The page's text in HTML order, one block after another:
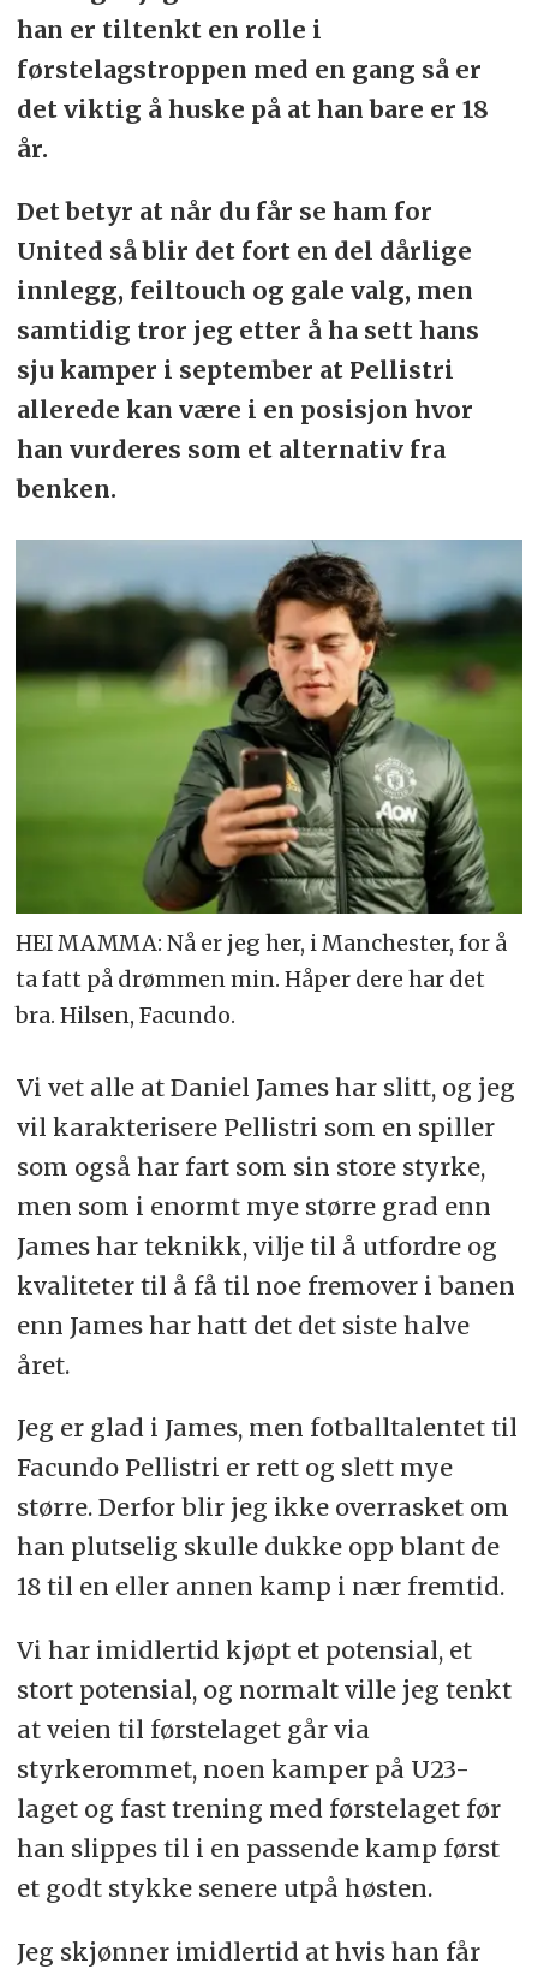
han er tiltenkt en rolle i
førstelagstroppen med en gang så er
det viktig å huske på at han bare er 18
år.
Det betyr at når du får se ham for
United så blir det fort en del dårlige
innlegg, feiltouch og gale valg, men
samtidig tror jeg etter å ha sett hans
sju kamper i september at Pellistri
allerede kan være i en posisjon hvor
han vurderes som et alternativ fra
benken.
HEI MAMMA: Nå er jeg her, i Manchester, for å
ta fatt på drømmen min. Håper dere har det
bra. Hilsen, Facundo.
Vi vet alle at Daniel James har slitt, og jeg
vil karakterisere Pellistri som en spiller
som også har fart som sin store styrke,
men som i enormt mye større grad enn
James har teknikk, vilje til å utfordre og
kvaliteter til å få til noe fremover i banen
enn James har hatt det det siste halve
året.
Jeg er glad i James, men fotballtalentet til
Facundo Pellistri er rett og slett mye
større. Derfor blir jeg ikke overrasket om
han plutselig skulle dukke opp blant de
18 til en eller annen kamp i nær fremtid.
Vi har imidlertid kjøpt et potensial, et
stort potensial, og normalt ville jeg tenkt
at veien til førstelaget går via
styrkerommet, noen kamper på U23-
laget og fast trening med førstelaget før
han slippes til i en passende kamp først
et godt stykke senere utpå høsten.
Jeg skjønner imidlertid at hvis han får